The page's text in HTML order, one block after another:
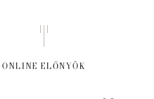
ONLINE ELŐNYÖK